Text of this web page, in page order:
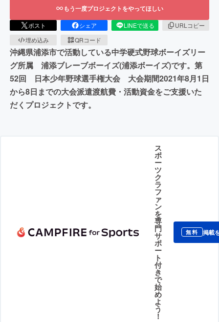
もう一度プロジェクトをやってほしい
ポスト シェア LINEで送る
URLコピー
埋め込み
QRコード
沖縄県浦添市で活動している中学硬式野球ボーイズリー
グ所属 浦添ブレーブボーイズ(浦添ボーイズ)です。第
52回 日本少年野球選手権大会 大会期間2021年8月1日
から8日までの大会派遣渡航費・活動資金をご支援いた
だくプロジェクトです。
ス
ポ
ー
ツ
ク
ラ
フ
ァ
ン
を
専
門
サ
ポ
ー
ト
付
き
で
始
め
よ
う
！
無料 掲載